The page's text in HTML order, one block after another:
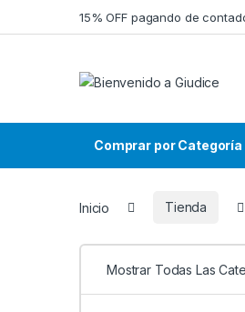
15% OFF pagando de
Comprar por Categoría
Inicio Tienda
Mostrar Todas Las